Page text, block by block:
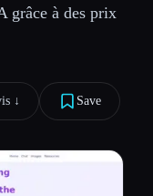
grâce à des prix
↓︎ Save